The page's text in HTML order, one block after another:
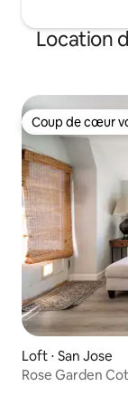
Location
Coup de cœur
Coup de cœur
Loft ⋅ San Jose
Rose Garden